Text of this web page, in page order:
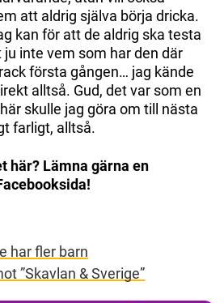
att aldrig själva börja dricka.
kan för att de aldrig ska testa
inte vem som har den där
första gången… jag kände
alltså. Gud, det var som en
skulle jag göra om till nästa
farligt, alltså.
här? Lämna gärna en
har fler barn
”Skavlan & Sverige”